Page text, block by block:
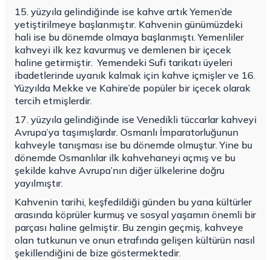
15. yüzyıla gelindiğinde ise kahve artık Yemen’de
yetiştirilmeye başlanmıştır. Kahvenin günümüzdeki
hali ise bu dönemde olmaya başlanmıştı. Yemenliler
kahveyi ilk kez kavurmuş ve demlenen bir içecek
haline getirmiştir. Yemendeki Sufi tarikatı üyeleri
ibadetlerinde uyanık kalmak için kahve içmişler ve 16.
Yüzyılda Mekke ve Kahire’de popüler bir içecek olarak
tercih etmişlerdir.
17. yüzyıla gelindiğinde ise Venedikli tüccarlar kahveyi
Avrupa’ya taşımışlardır. Osmanlı İmparatorluğunun
kahveyle tanışması ise bu dönemde olmuştur. Yine bu
dönemde Osmanlılar ilk kahvehaneyi açmış ve bu
şekilde kahve Avrupa’nın diğer ülkelerine doğru
yayılmıştır.
Kahvenin tarihi, keşfedildiği günden bu yana kültürler
arasında köprüler kurmuş ve sosyal yaşamın önemli bir
parçası haline gelmiştir. Bu zengin geçmiş, kahveye
olan tutkunun ve onun etrafında gelişen kültürün nasıl
şekillendiğini de bize göstermektedir.